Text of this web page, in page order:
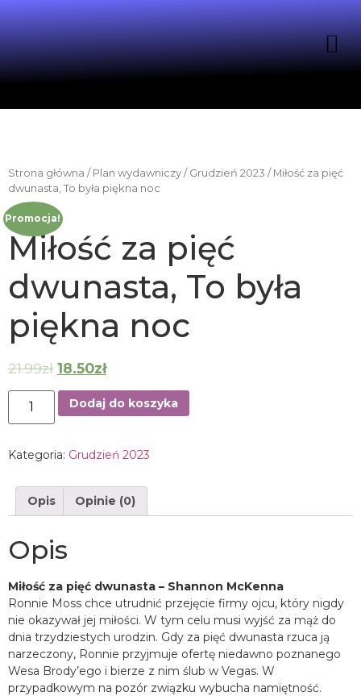
Strona główna / Plan wydawniczy / Grudzień 2023 / Miłość za pięć
dwunasta, To była piękna noc
Promocja!
Miłość za pięć
dwunasta, To była
piękna noc
21.99zł 18.50zł
Dodaj do koszyka
Kategoria: Grudzień 2023
Opis Opinie (0)
Opis
Miłość za pięć dwunasta – Shannon McKenna
Ronnie Moss chce utrudnić przejęcie firmy ojcu, który nigdy
nie okazywał jej miłości. W tym celu musi wyjść za mąż do
dnia trzydziestych urodzin. Gdy za pięć dwunasta rzuca ją
narzeczony, Ronnie przyjmuje ofertę niedawno poznanego
Wesa Brody’ego i bierze z nim ślub w Vegas. W
przypadkowym na pozór związku wybucha namiętność.